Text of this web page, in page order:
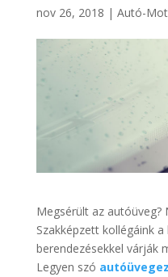
nov 26, 2018 | Autó-
Megsérült az autóüveg?
Szakképzett kollégáink
berendezésekkel várják
Legyen szó